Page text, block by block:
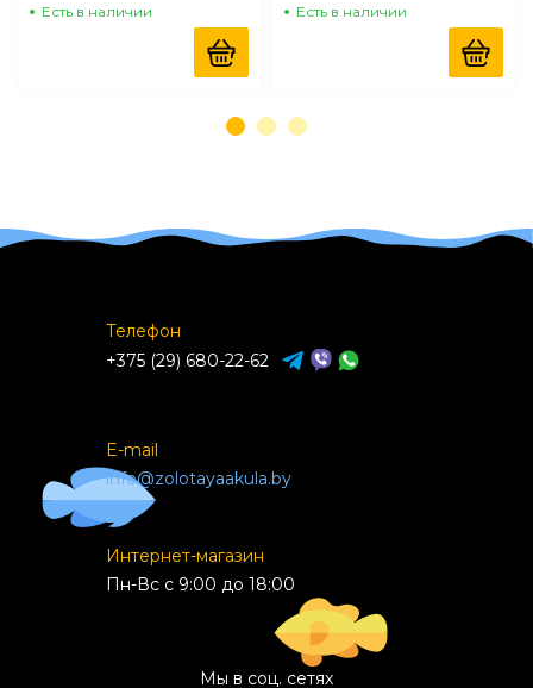
Есть в наличии Есть в наличии
Телефон
+375 (29) 680-22-62
E-mail
info@zolotayaakula.by
Интернет-магазин
Пн-Вс с 9:00 до 18:00
Мы в соц. сетях